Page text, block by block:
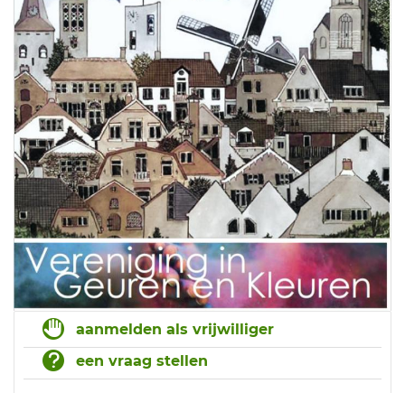
aanmelden als vrijwilliger
een vraag stellen